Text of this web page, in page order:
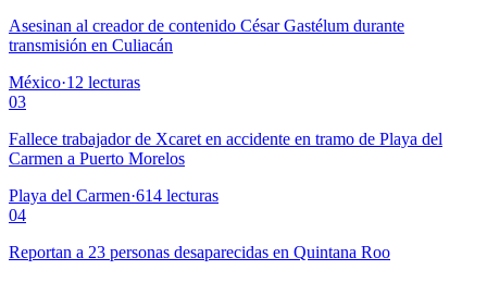
Asesinan al creador de contenido César Gastélum durante
transmisión en Culiacán
México·12 lecturas
03
Fallece trabajador de Xcaret en accidente en tramo de Playa del
Carmen a Puerto Morelos
Playa del Carmen·614 lecturas
04
Reportan a 23 personas desaparecidas en Quintana Roo